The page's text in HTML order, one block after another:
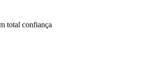
total confiança